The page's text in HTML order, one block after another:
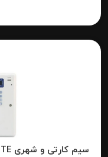
سیم کارتی و شهری Silex SG8 LITE